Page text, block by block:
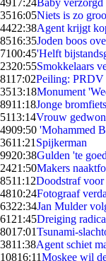
4917:24Baby
3516:05Niets is zo
4422:38Agent krijgt
8516:35Joden boos
7100:45'Helft
2320:55Smokkelaars
8117:02Peiling: PRDV
3513:18Monument
8911:18Jonge
5113:14Vrouw
4909:50 'Mohammed
3611:21 Spijkerman
9920:38Gulden 'te
2421:50Makers
8511:12Doodstraf
4810:24Fotograaf
6322:34Jan Mulder
61 21:45Dreiging
8017:01Tsunami-
3811:38Agent schiet
10816:11Moskee wil